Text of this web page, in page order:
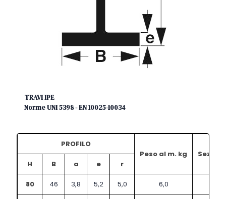
TRAVI IPE
Norme UNI 5398 - EN 10025-10034
PROFILO
Peso al m. kg
Sez.
H
B a e r
80 46 3,8 5,2 5,0 6,0